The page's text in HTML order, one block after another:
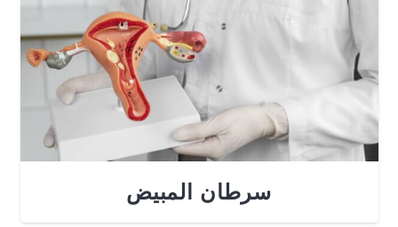
سرطان المبيض